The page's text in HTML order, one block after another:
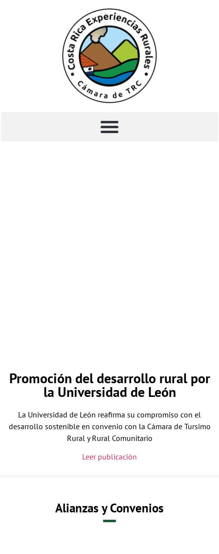
Promoción del desarrollo rural por
la Universidad de León
La Universidad de León reafirma su compromiso con el
desarrollo sostenible en convenio con la Cámara de Tursimo
Rural y Rural Comunitario
Leer publicación
Alianzas y Convenios